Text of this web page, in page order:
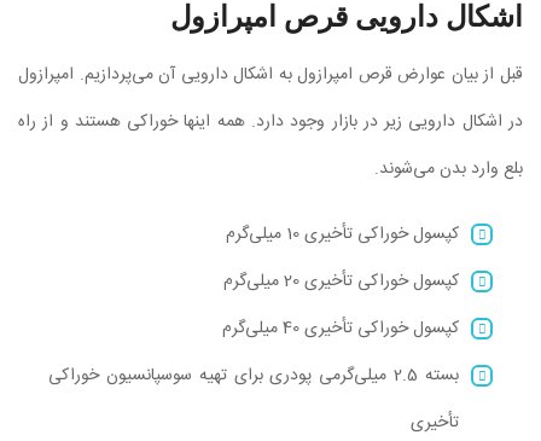
اشکال دارویی قرص امپرازول
قبل از بیان عوارض قرص امپرازول به اشکال دارویی آن می‌پردازیم. امپرازول
در اشکال دارویی زیر در بازار وجود دارد. همه اینها خوراکی هستند و از راه
بلع وارد بدن می‌شوند.
کپسول خوراکی تأخیری 10 میلی‌گرم
کپسول خوراکی تأخیری 20 میلی‌گرم
کپسول خوراکی تأخیری 40 میلی‌گرم
بسته‌ 2.5 میلی‌گرمی‌ پودری برای تهیه سوسپانسیون خوراکی
تأخیری